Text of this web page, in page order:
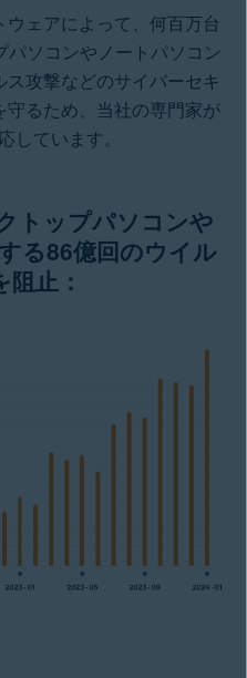
ェアによって、何百万台
ソコンやノートパソコン
攻撃などのサイバーセキ
るため、当社の専門家が
しています。
トップパソコンや
る86億回のウイル
止：